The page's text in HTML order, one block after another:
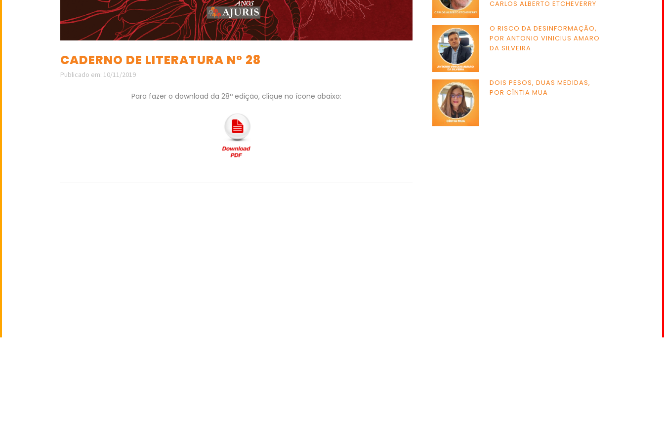
CADERNO DE LITERATURA Nº 28
Publicado em: 10/11/2019
Para fazer o download da 28º edição, clique no ícone abaixo:
CARLOS ALBERTO ETCHEVERRY
O RISCO DA DESINFORMAÇÃO,
POR ANTONIO VINICIUS AMARO
DA SILVEIRA
DOIS PESOS, DUAS MEDIDAS,
POR CÍNTIA MUA